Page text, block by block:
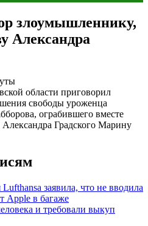
злоумышленнику,
Александра
области приговорил
свободы уроженца
ограбившего вместе
Градского Марину
заявила, что не вводила
Apple в багаже
и требовали выкуп